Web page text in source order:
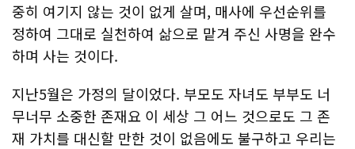
중히 여기지 않는 것이 없게 살며, 매사에 우선순위를
정하여 그대로 실천하여 삶으로 맡겨 주신 사명을 완수
하며 사는 것이다.
지난5월은 가정의 달이었다. 부모도 자녀도 부부도 너
무너무 소중한 존재요 이 세상 그 어느 것으로도 그 존
재 가치를 대신할 만한 것이 없음에도 불구하고 우리는